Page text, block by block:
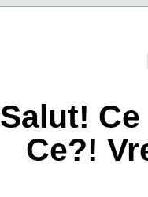
Salut!
Ce?!